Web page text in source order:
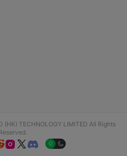
TECHNOLOGY LIMITED All Rights
  